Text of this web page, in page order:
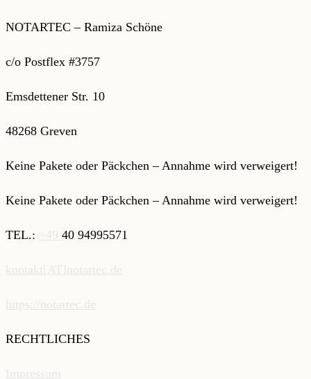
NOTARTEC – Ramiza Schöne
c/o Postflex #3757
Emsdettener Str. 10
48268 Greven
Keine Pakete oder Päckchen – Annahme wird verweigert!
Keine Pakete oder Päckchen – Annahme wird verweigert!
TEL.: +49 40 94995571
kontakt[AT]notartec.de
https://notartec.de
RECHTLICHES
Impressum